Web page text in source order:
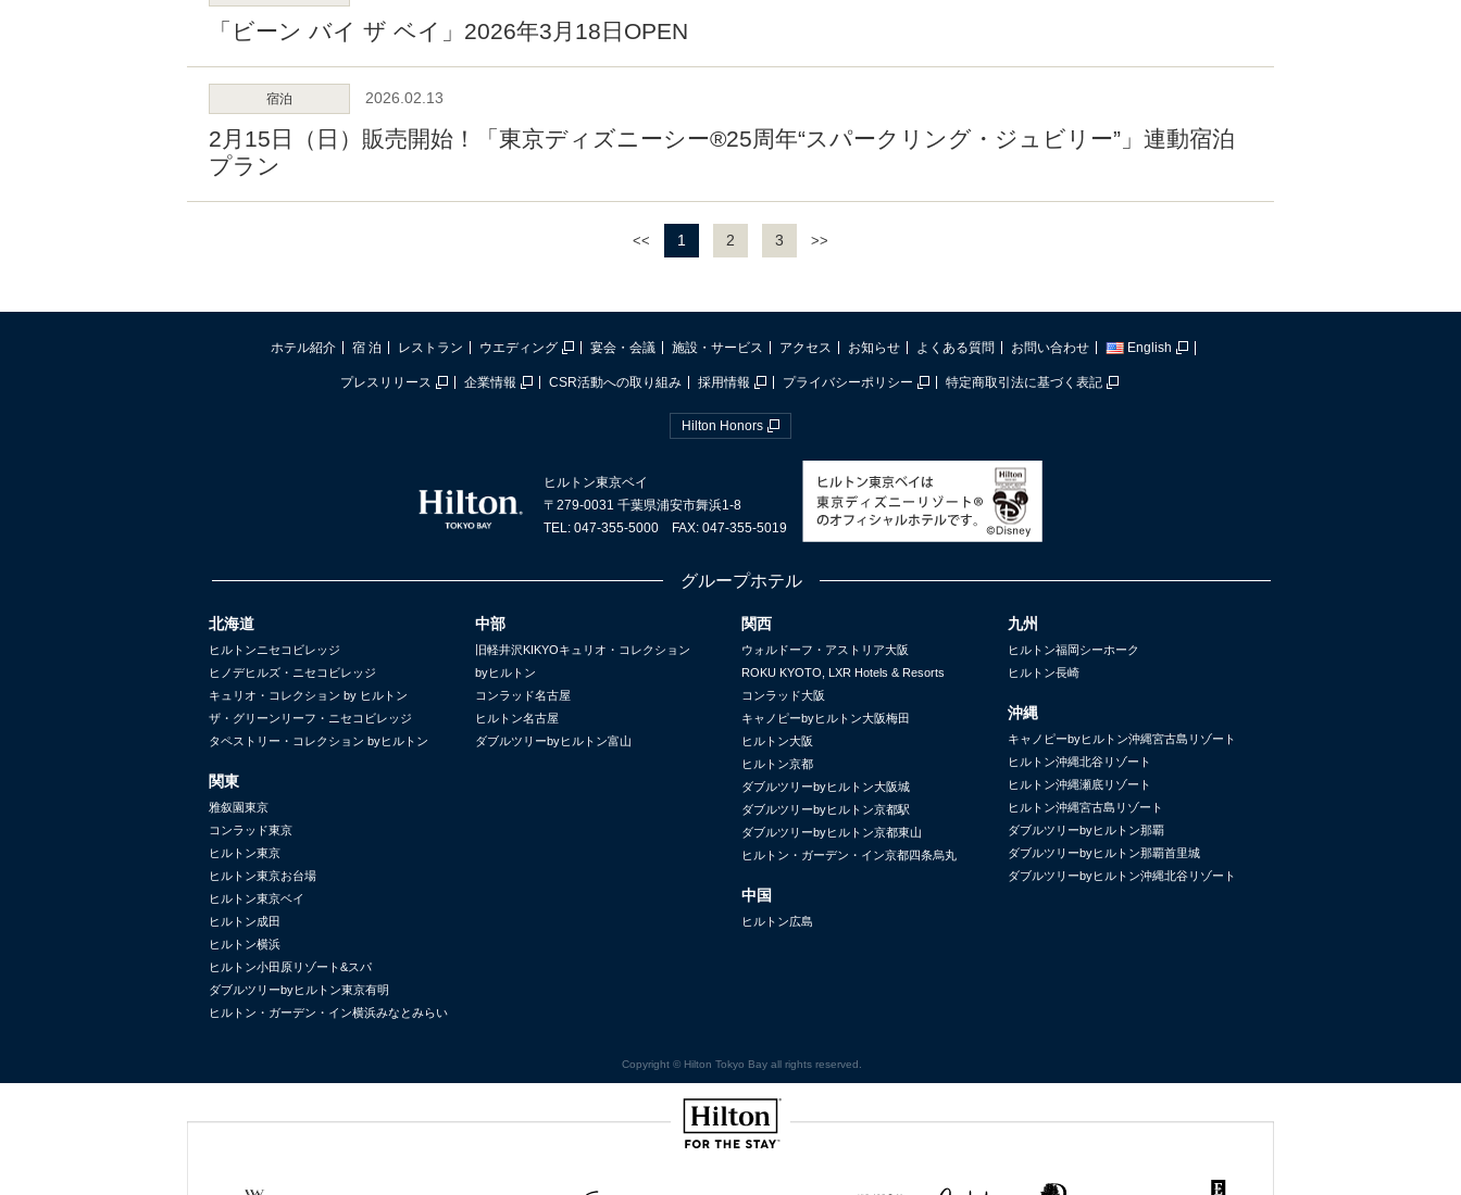
「ビーン バイ ザ ベイ」2026年3月18日OPEN
宿泊 2026.02.13
2月15日（日）販売開始！「東京ディズニーシー®25周年“スパークリング・ジュビリー”」連動宿泊
プラン
<< 1 2 3 >>
ホテル紹介 宿 泊 レストラン ウエディング 宴会・会議 施設・サービス アクセス お知らせ よくある質問 お問い合わせ English
プレスリリース 企業情報 CSR活動への取り組み 採用情報 プライバシーポリシー 特定商取引法に基づく表記
Hilton Honors
ヒルトン東京ベイ
〒279-0031 千葉県浦安市舞浜1-8
TEL: 047-355-5000 FAX: 047-355-5019
グループホテル
北海道
ヒルトンニセコビレッジ
ヒノデヒルズ・ニセコビレッジ
キュリオ・コレクション by ヒルトン
ザ・グリーンリーフ・ニセコビレッジ
タペストリー・コレクション byヒルトン
関東
雅叙園東京
コンラッド東京
ヒルトン東京
ヒルトン東京お台場
ヒルトン東京ベイ
ヒルトン成田
ヒルトン横浜
ヒルトン小田原リゾート&スパ
ダブルツリーbyヒルトン東京有明
ヒルトン・ガーデン・イン横浜みなとみらい
中部
旧軽井沢KIKYOキュリオ・コレクション
byヒルトン
コンラッド名古屋
ヒルトン名古屋
ダブルツリーbyヒルトン富山
関西
ウォルドーフ・アストリア大阪
ROKU KYOTO, LXR Hotels & Resorts
コンラッド大阪
キャノピーbyヒルトン大阪梅田
ヒルトン大阪
ヒルトン京都
ダブルツリーbyヒルトン大阪城
ダブルツリーbyヒルトン京都駅
ダブルツリーbyヒルトン京都東山
ヒルトン・ガーデン・イン京都四条烏丸
中国
ヒルトン広島
九州
ヒルトン福岡シーホーク
ヒルトン長崎
沖縄
キャノピーbyヒルトン沖縄宮古島リゾート
ヒルトン沖縄北谷リゾート
ヒルトン沖縄瀬底リゾート
ヒルトン沖縄宮古島リゾート
ダブルツリーbyヒルトン那覇
ダブルツリーbyヒルトン那覇首里城
ダブルツリーbyヒルトン沖縄北谷リゾート
Copyright © Hilton Tokyo Bay all rights reserved.
Hilton
DoubleTree
Embassy